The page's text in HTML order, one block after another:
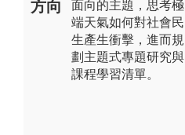
方向
面向的主題，思考極
端天氣如何對社會民
生產生衝擊，進而規
劃主題式專題研究與
課程學習清單。